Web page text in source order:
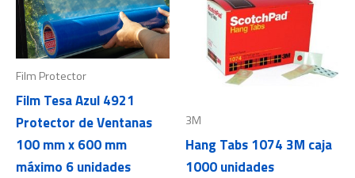
Film Protector
Film Tesa Azul 4921
Protector de Ventanas
100 mm x 600 mm
máximo 6 unidades
3M
Hang Tabs 1074 3M caja
1000 unidades